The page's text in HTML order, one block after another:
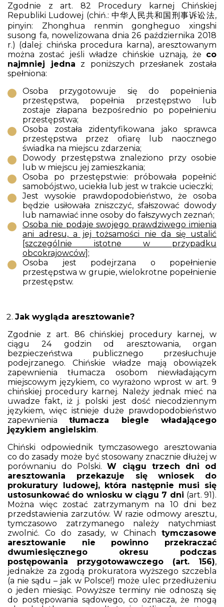
Zgodnie z art. 82 Procedury karnej Chińskiej
Republiki Ludowej (chiń.: 中华人民共和国刑事诉讼法,
pinyin: Zhonghua renmin gongheguo xingshi
susong fa, nowelizowana dnia 26 października 2018
r.) (dalej: chińska procedura karna), aresztowanym
można zostać jeśli władze chińskie uznają, że co
najmniej jedna z poniższych przesłanek została
spełniona:
Osoba przygotowuje się do popełnienia
przestępstwa, popełnia przestępstwo lub
zostaje złapana bezpośrednio po popełnieniu
przestępstwa;
Osoba została zidentyfikowana jako sprawca
przestępstwa przez ofiarę lub naocznego
świadka na miejscu zdarzenia;
Dowody przestępstwa znaleziono przy osobie
lub w miejscu jej zamieszkania;
Osoba po przestępstwie: próbowała popełnić
samobójstwo, uciekła lub jest w trakcie ucieczki;
Jest wysokie prawdopodobieństwo, że osoba
będzie usiłowała zniszczyć, sfałszować dowody
lub namawiać inne osoby do fałszywych zeznań;
Osoba nie podaje swojego prawdziwego imienia
ani adresu, a jej tożsamości nie da się ustalić
[szczególnie istotne w przypadku
obcokrajowców];
Osoba jest podejrzana o popełnienie
przestępstwa w grupie, wielokrotne popełnienie
przestępstw.
Jak wygląda aresztowanie?
Zgodnie z art. 86 chińskiej procedury karnej, w
ciągu 24 godzin od aresztowania, organ
bezpieczeństwa publicznego przesłuchuje
podejrzanego. Chińskie władze mają obowiązek
zapewnienia tłumacza osobom niewładającym
miejscowym językiem, co wyrażono wprost w art. 9
chińskiej procedury karnej. Należy jednak mieć na
uwadze fakt, iż j. polski jest dość niecodziennym
językiem, więc istnieje duże prawdopodobieństwo
zapewnieniatłumacza biegle władającego
językiem angielskim.
Chiński odpowiednik tymczasowego aresztowania
co do zasady może być stosowany znacznie dłużej w
porównaniu do Polski.W ciągu trzech dni od
aresztowania przekazuje się wniosek do
prokuratury ludowej, która następnie musi się
ustosunkować do wniosku w ciągu 7 dni (art. 91).
Można więc zostać zatrzymanym na 10 dni bez
przedstawienia zarzutów. W razie odmowy aresztu,
tymczasowo zatrzymanego należy natychmiast
zwolnić. Co do zasady, w Chinach tymczasowe
aresztowanie nie powinno przekraczać
dwumiesięcznego okresu podczas
postępowania przygotowawczego (art. 156),
jednakże za zgodą prokuratora wyższego szczebla
(a nie sądu – jak w Polsce!) może ulec przedłużeniu
o jeden miesiąc. Powyższe terminy nie odnoszą się
do postępowania sądowego, co oznacza, że mogą